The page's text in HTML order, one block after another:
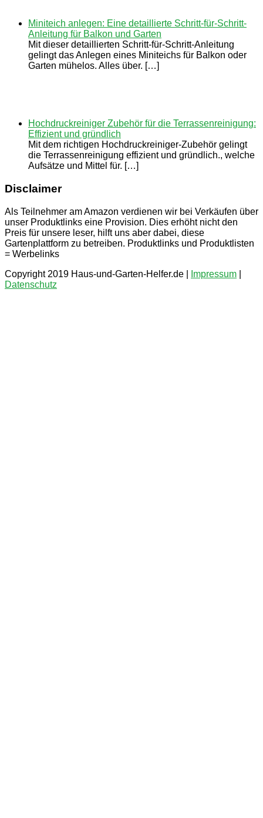
Miniteich anlegen: Eine detaillierte Schritt-für-Schritt-
Anleitung für Balkon und Garten
Mit dieser detaillierten Schritt-für-Schritt-Anleitung
gelingt das Anlegen eines Miniteichs für Balkon oder
Garten mühelos. Alles über. […]
Hochdruckreiniger Zubehör für die Terrassenreinigung:
Effizient und gründlich
Mit dem richtigen Hochdruckreiniger-Zubehör gelingt
die Terrassenreinigung effizient und gründlich., welche
Aufsätze und Mittel für. […]
Disclaimer
Als Teilnehmer am Amazon verdienen wir bei Verkäufen über
unser Produktlinks eine Provision. Dies erhöht nicht den
Preis für unsere leser, hilft uns aber dabei, diese
Gartenplattform zu betreiben. Produktlinks und Produktlisten
= Werbelinks
Copyright 2019 Haus-und-Garten-Helfer.de |
Impressum
Datenschutz